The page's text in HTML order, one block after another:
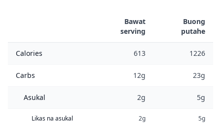
Bawat
serving
Buong
putahe
Calories 613 1226
Carbs 12g 23g
Asukal 2g 5g
Likas na asukal 2g 5g